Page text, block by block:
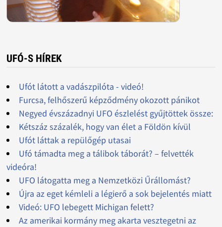
UFÓ-S HÍREK
Ufót látott a vadászpilóta - videó!
Furcsa, felhőszerű képződmény okozott pánikot
Negyed évszázadnyi UFO észlelést gyűjtöttek össze:
Kétszáz százalék, hogy van élet a Földön kívül
Ufót láttak a repülőgép utasai
Ufó támadta meg a tálibok táborát? – felvették
videóra!
UFO látogatta meg a Nemzetközi Űrállomást?
Újra az eget kémleli a légierő a sok bejelentés miatt
Videó: UFO lebegett Michigan felett?
Az amerikai kormány meg akarta vesztegetni az